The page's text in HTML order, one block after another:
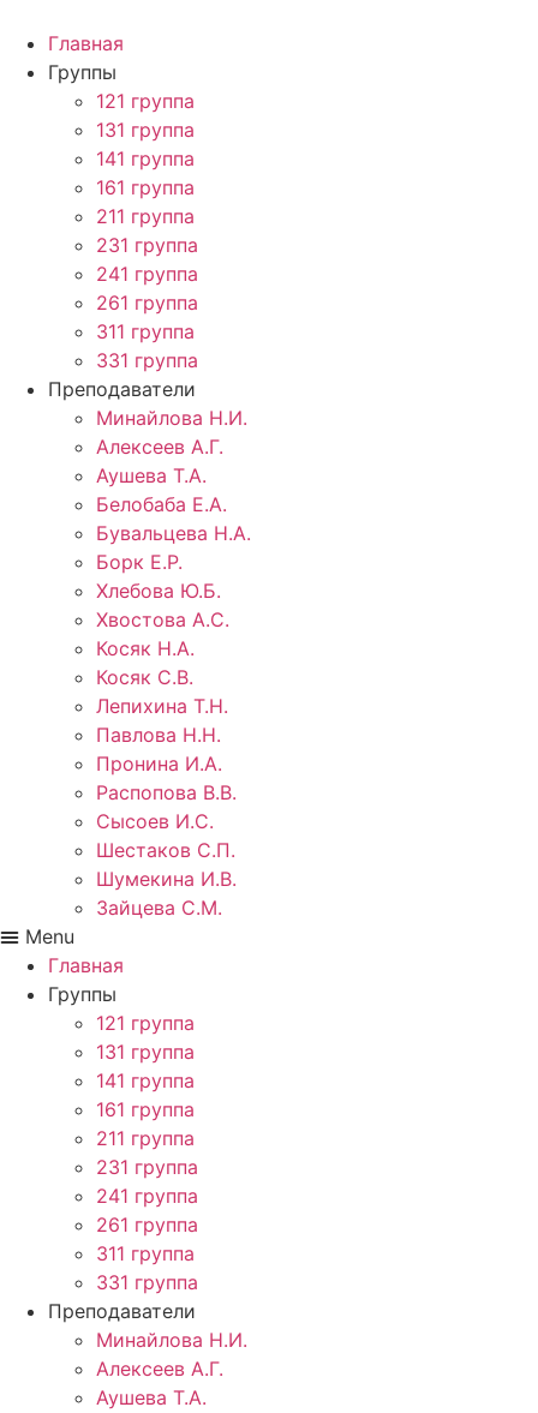
содержимому
Главная
Группы
121 группа
131 группа
141 группа
161 группа
211 группа
231 группа
241 группа
261 группа
311 группа
331 группа
Преподаватели
Минайлова Н.И.
Алексеев А.Г.
Аушева Т.А.
Белобаба Е.А.
Бувальцева Н.А.
Борк Е.Р.
Хлебова Ю.Б.
Хвостова А.С.
Косяк Н.А.
Косяк С.В.
Лепихина Т.Н.
Павлова Н.Н.
Пронина И.А.
Распопова В.В.
Сысоев И.С.
Шестаков С.П.
Шумекина И.В.
Зайцева С.М.
Menu
Главная
Группы
121 группа
131 группа
141 группа
161 группа
211 группа
231 группа
241 группа
261 группа
311 группа
331 группа
Преподаватели
Минайлова Н.И.
Алексеев А.Г.
Аушева Т.А.